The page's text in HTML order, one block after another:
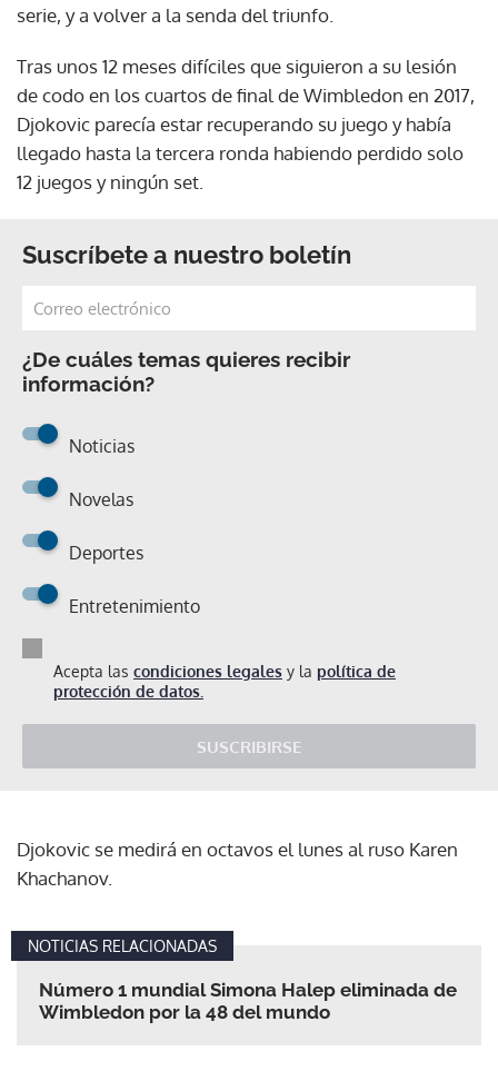
serie, y a volver a la senda del triunfo.
Tras unos 12 meses difíciles que siguieron a su lesión
de codo en los cuartos de final de Wimbledon en 2017,
Djokovic parecía estar recuperando su juego y había
llegado hasta la tercera ronda habiendo perdido solo
12 juegos y ningún set.
Suscríbete a nuestro boletín
¿De cuáles temas quieres recibir
información?
Noticias
Novelas
Deportes
Entretenimiento
Acepta las condiciones legales y la política de
protección de datos.
SUSCRIBIRSE
Djokovic se medirá en octavos el lunes al ruso Karen
Khachanov.
NOTICIAS RELACIONADAS
Número 1 mundial Simona Halep eliminada de
Wimbledon por la 48 del mundo